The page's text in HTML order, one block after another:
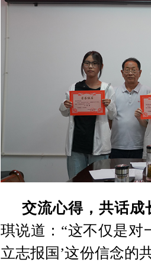
交流心得，共话成
琪说道：“这不仅是对
立志报国’这份信念的